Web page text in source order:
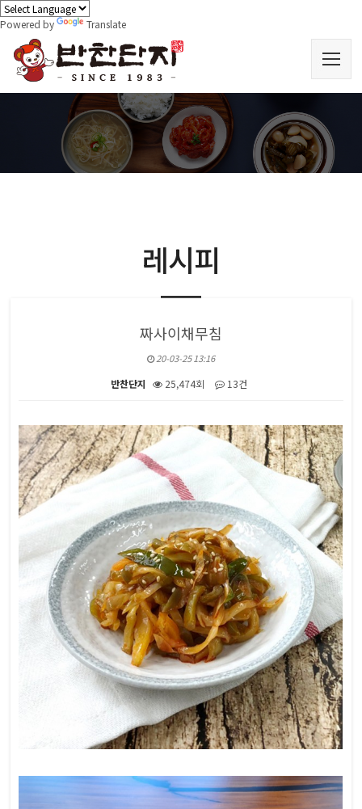
Powered by Translate
레시피
짜사이채무침
20-03-25 13:16
반찬단지 25,474회 13건
본문